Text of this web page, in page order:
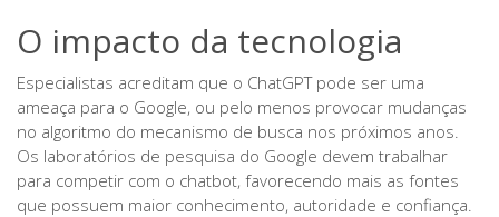
O impacto da tecnologia
Especialistas acreditam que o ChatGPT pode ser uma
ameaça para o Google, ou pelo menos provocar mudanças
no algoritmo do mecanismo de busca nos próximos anos.
Os laboratórios de pesquisa do Google devem trabalhar
para competir com o chatbot, favorecendo mais as fontes
que possuem maior conhecimento, autoridade e confiança.